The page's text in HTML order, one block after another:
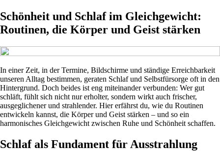
Schönheit und Schlaf im Gleichgewicht:
Routinen, die Körper und Geist stärken
In einer Zeit, in der Termine, Bildschirme und ständige Erreichbarkeit
unseren Alltag bestimmen, geraten Schlaf und Selbstfürsorge oft in den
Hintergrund. Doch beides ist eng miteinander verbunden: Wer gut
schläft, fühlt sich nicht nur erholter, sondern wirkt auch frischer,
ausgeglichener und strahlender. Hier erfährst du, wie du Routinen
entwickeln kannst, die Körper und Geist stärken – und so ein
harmonisches Gleichgewicht zwischen Ruhe und Schönheit schaffen.
Schlaf als Fundament für Ausstrahlung